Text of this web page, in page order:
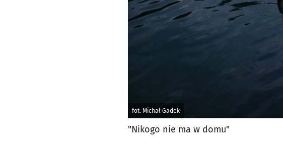
fot. Michał Gadek
"Nikogo nie ma w domu"